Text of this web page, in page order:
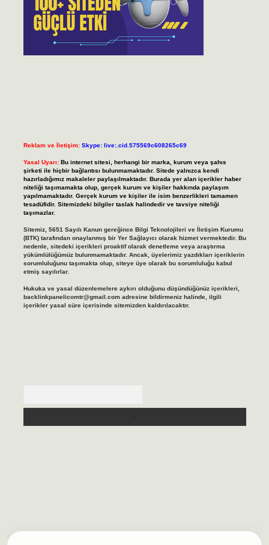
Reklam ve İletişim: Skype: live:.cid.575569c608265c69
Yasal Uyarı: Bu internet sitesi, herhangi bir marka, kurum veya şahıs
şirketi ile hiçbir bağlantısı bulunmamaktadır. Sitede yalnızca kendi
hazırladığımız makaleler paylaşılmaktadır. Burada yer alan içerikler haber
niteliği taşımamakta olup, gerçek kurum ve kişiler hakkında paylaşım
yapılmamaktadır. Gerçek kurum ve kişiler ile isim benzerlikleri tamamen
tesadüfidir. Sitemizdeki bilgiler taslak halindedir ve tavsiye niteliği
taşımazlar.
Sitemiz, 5651 Sayılı Kanun gereğince Bilgi Teknolojileri ve İletişim Kurumu
(BTK) tarafından onaylanmış bir Yer Sağlayıcı olarak hizmet vermektedir. Bu
nedenle, sitedeki içerikleri proaktif olarak denetleme veya araştırma
yükümlülüğümüz bulunmamaktadır. Ancak, üyelerimiz yazdıkları içeriklerin
sorumluluğunu taşımakta olup, siteye üye olarak bu sorumluluğu kabul
etmiş sayılırlar.
Hukuka ve yasal düzenlemelere aykırı olduğunu düşündüğünüz içerikleri,
backlinkpanelicomtr@gmail.comadresine bildirmeniz halinde, ilgili
içerikler yasal süre içerisinde sitemizden kaldırılacaktır.